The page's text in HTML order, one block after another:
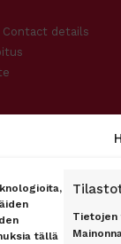
tällä
Tietojen
details